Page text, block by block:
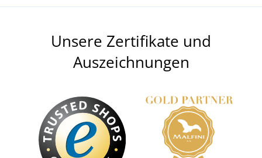
Sport-BH mit Mesh-Rücken
Unsere Zertifikate und
Auszeichnungen